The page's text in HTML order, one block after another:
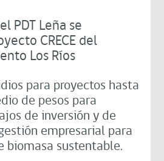
PDT Leña se
CRECE del
Los Ríos
para proyectos hasta
de pesos para
de inversión y de
empresarial para
biomasa sustentable.